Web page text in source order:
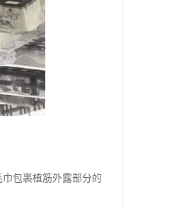
包裹植筋外露部分的